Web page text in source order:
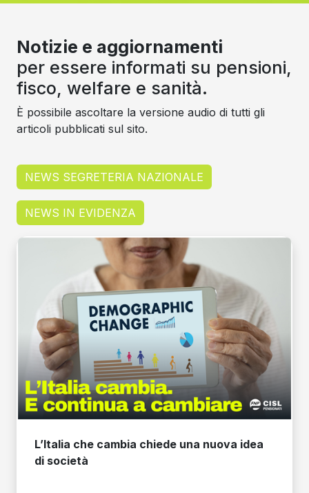
L’Italia che cambia chiede una nuova idea
di società
Notizie e aggiornamenti
per essere informati su pensioni,
fisco, welfare e sanità.
È possibile ascoltare la versione audio di tutti gli
articoli pubblicati sul sito.
NEWS SEGRETERIA NAZIONALE
NEWS IN EVIDENZA